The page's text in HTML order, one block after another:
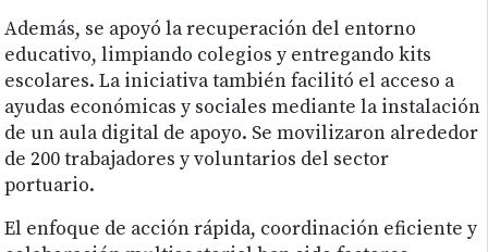
Además, se apoyó la recuperación del entorno
educativo, limpiando colegios y entregando kits
escolares. La iniciativa también facilitó el acceso a
ayudas económicas y sociales mediante la instalación
de un aula digital de apoyo. Se movilizaron alrededor
de 200 trabajadores y voluntarios del sector
portuario.
El enfoque de acción rápida, coordinación eficiente y